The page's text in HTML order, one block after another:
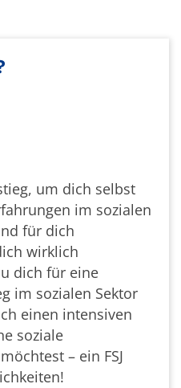
um dich selbst
im sozialen
für dich
wirklich
dich für eine
im sozialen Sektor
einen intensiven
soziale
– ein FSJ